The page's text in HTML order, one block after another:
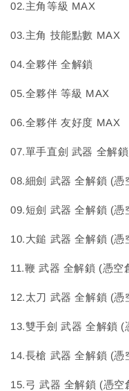
02.主角等級 MAX
03.主角 技能點數 MAX
04.全夥伴 全解鎖
05.全夥伴 等級 MAX
06.全夥伴 友好度 MAX
07.單手直劍 武器 全解
08.細劍 武器 全解鎖 (憑
09.短劍 武器 全解鎖 (憑
10.大鎚 武器 全解鎖 (憑
11.鞭 武器 全解鎖 (憑空
12.太刀 武器 全解鎖 (憑
13.雙手劍 武器 全解鎖 (
14.長槍 武器 全解鎖 (憑
15.弓 武器 全解鎖 (憑空